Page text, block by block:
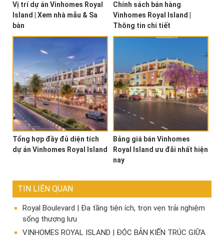
Vị trí dự án Vinhomes Royal
Island | Xem nhà mẫu & Sa
bàn
Chính sách bán hàng
Vinhomes Royal Island |
Thông tin chi tiết
Tổng hợp đầy đủ diện tích
dự án Vinhomes Royal Island
Bảng giá bán Vinhomes
Royal Island ưu đãi nhất hiện
nay
TIN LIÊN QUAN
Royal Boulevard | Đa tầng tiện ích, trọn vẹn trải nghiệm
sống thượng lưu
VINHOMES ROYAL ISLAND | ĐỘC BẢN KIẾN TRÚC GIỮA